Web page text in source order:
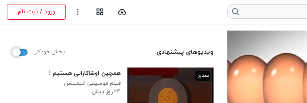
ورود / ثبت نام
ویدیوهای پیشنهادی پخش خودکار
بعدی همچین اوسّاکارایی هستیم !
فیلم موسیقی انیمیشن
۲۴ روز پیش